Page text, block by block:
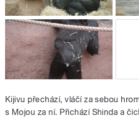
Kijivu přechází, vláčí za sebou
s Mojou za ní. Přichází Shinda a